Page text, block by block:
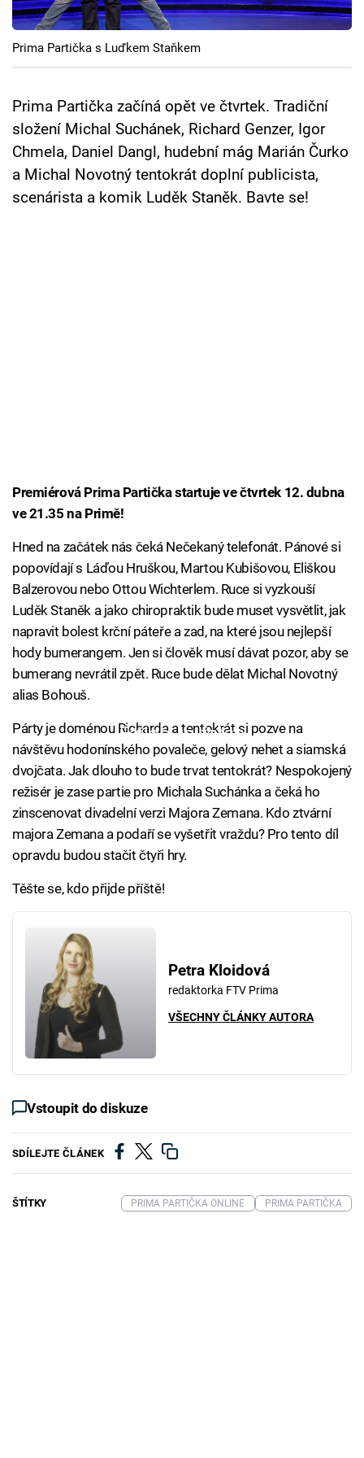
Cool Esport
Pořady
TV Program
Sledujte prima+
Prima Partička s Luďkem Staňkem
Prima Partička začíná opět ve čtvrtek. Tradiční
složení Michal Suchánek, Richard Genzer, Igor
Chmela, Daniel Dangl, hudební mág Marián Čurko
a Michal Novotný tentokrát doplní publicista,
scenárista a komik Luděk Staněk. Bavte se!
Premiérová Prima Partička startuje ve čtvrtek 12. dubna
ve 21.35 na Primě!
Hned na začátek nás čeká Nečekaný telefonát. Pánové si
popovídají s Láďou Hruškou, Martou Kubišovou, Eliškou
Balzerovou nebo Ottou Wichterlem. Ruce si vyzkouší
Luděk Staněk a jako chiropraktik bude muset vysvětlit, jak
napravit bolest krční páteře a zad, na které jsou nejlepší
hody bumerangem. Jen si člověk musí dávat pozor, aby se
bumerang nevrátil zpět. Ruce bude dělat Michal Novotný
alias Bohouš.
Failed to fetch
Párty je doménou Richarda a tentokrát si pozve na
návštěvu hodonínského povaleče, gelový nehet a siamská
dvojčata. Jak dlouho to bude trvat tentokrát? Nespokojený
režisér je zase partie pro Michala Suchánka a čeká ho
zinscenovat divadelní verzi Majora Zemana. Kdo ztvární
majora Zemana a podaří se vyšetřit vraždu? Pro tento díl
opravdu budou stačit čtyři hry.
Těšte se, kdo přijde příště!
Petra Kloidová
redaktorka FTV Prima
VŠECHNY ČLÁNKY AUTORA
Vstoupit do diskuze
SDÍLEJTE ČLÁNEK
ŠTÍTKY PRIMA PARTIČKA ONLINE PRIMA PARTIČKA